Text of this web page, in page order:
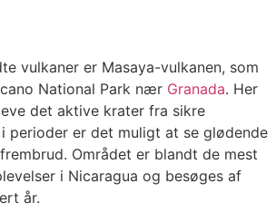
vulkaner er Masaya-vulkanen, som
National Park nær Granada. Her
det aktive krater fra sikre
perioder er det muligt at se glødende
Området er blandt de mest
i Nicaragua og besøges af
år.